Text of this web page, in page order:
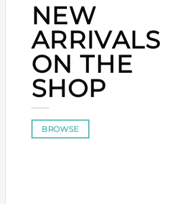
NEW
ARRIVALS
ON THE
SHOP
BROWSE